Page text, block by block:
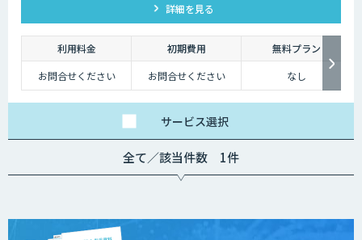
詳細を見る
利用料金 初期費用
無料プラン
お問合せください
お問合せください なし
サービス選択
全て／該当件数 1件